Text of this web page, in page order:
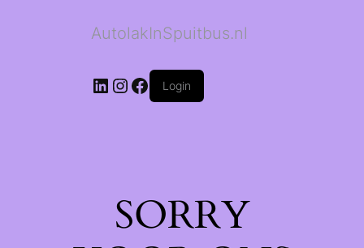
AutolakInSpuitbus.nl
LinkedIn
Instagram
Facebook
Login
SORRY